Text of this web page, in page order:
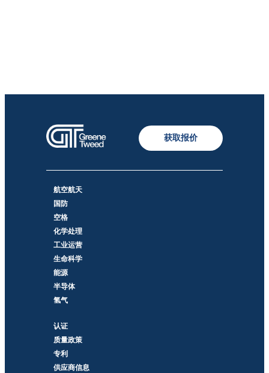
获取报价
航空航天
国防
空格
化学处理
工业运营
生命科学
能源
半导体
氢气
认证
质量政策
专利
供应商信息